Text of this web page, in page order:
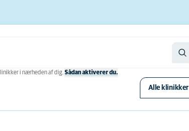
i nærheden af ​​dig. Sådan aktiverer du.
Alle klinikker